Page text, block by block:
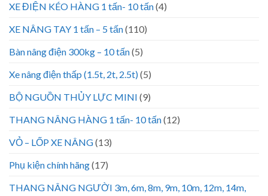
XE ĐIỆN KÉO HÀNG 1 tấn- 10 tấn(4)
XE NÂNG TAY 1 tấn – 5 tấn(110)
Bàn nâng điện 300kg – 10 tấn(5)
Xe nâng điện thấp (1.5t, 2t, 2.5t)(5)
BỘ NGUỒN THỦY LỰC MINI (9)
THANG NÂNG HÀNG 1 tấn- 10 tấn(12)
VỎ – LỐP XE NÂNG(13)
Phụ kiện chính hãng(17)
THANG NÂNG NGƯỜI 3m, 6m, 8m, 9m, 10m, 12m, 14m,